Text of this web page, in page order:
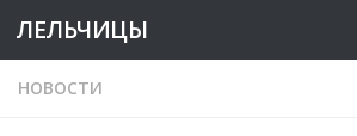
ЛЕЛЬЧИЦЫ
НОВОСТИ